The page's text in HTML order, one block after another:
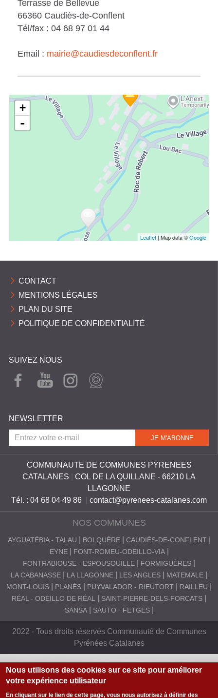
Terrasse de Bellevue
66360 Caudiès-de-Conflent
Tél/fax : 04 68 97 01 44
Email : mairie@caudiesdeconflent.fr
+
-
Leaflet | Map data ©Google
CONTACT
MENTIONS LÉGALES
PLAN DU SITE
POLITIQUE DE CONFIDENTIALITÉ
SUIVEZ NOUS
FAC
EBO
YOU
TUB
INST
AGR
WEB
CAM
NEWSLETTER
COMMUNAUTE DE COMMUNES PYRENEES
CATALANES
COL DE LA QUILLANE - 66210 LA
LLAGONNE
Tél. : 04 68 04 49 86
contact@pyrenees-catalanes.com
NOS COMMUNES
AYGUATÉBIA - TALAU BOLQUÈRE
CAUDIÈS-DE-CONFLENT
EYNE
FONT-ROMEU-ODEILLO-VIA
FONTRABIOUSE - ESPOUSOUILLE
FORMIGUÈRES
LA CABANASSE
LA LLAGONNE LES ANGLES
MATEMALE
MONT-LOUIS
PLANÈS PUYVALADOR - RIEUTORT
RAILLEU
RÉAL - ODEILLO DE RÉAL
SAINT-PIERRE-DELS-FORCATS
SANSA
SAUTO - FETGES
2022 - Tous droits réservés Communauté de Communes
Pyrénées Catalanes
Nous utilisons des cookies sur ce site pour améliorer
votre expérience utilisateur
En cliquant sur le lien de cette page, vous nous autorisez à définir des